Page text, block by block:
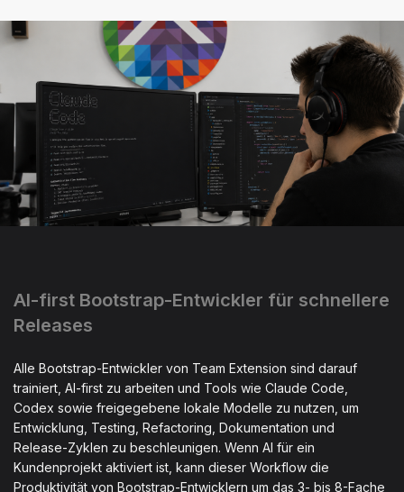
AI-first Bootstrap-Entwickler für schnellere
Releases
Alle Bootstrap-Entwickler von Team Extension sind darauf
trainiert, AI-first zu arbeiten und Tools wie Claude Code,
Codex sowie freigegebene lokale Modelle zu nutzen, um
Entwicklung, Testing, Refactoring, Dokumentation und
Release-Zyklen zu beschleunigen. Wenn AI für ein
Kundenprojekt aktiviert ist, kann dieser Workflow die
Produktivität von Bootstrap-Entwicklern um das 3- bis 8-Fache